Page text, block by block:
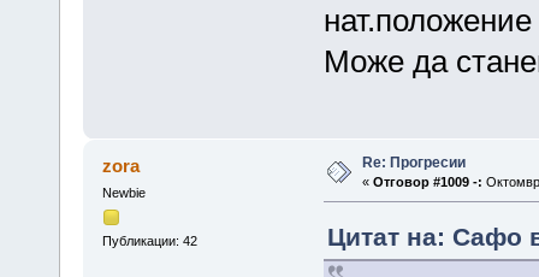
Може да
zora
Newbie
Публикации: 42
Re: Прогресии
« Отговор #1009 -:
Цитат на: Сафо